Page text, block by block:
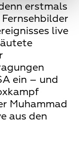
erstmals
live
ein – und
Muhammad
aus den